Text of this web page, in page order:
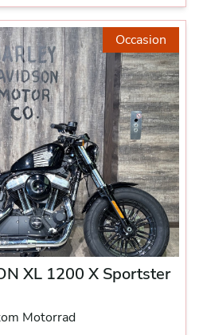
Occasion
XL 1200 X Sportster
Motorrad